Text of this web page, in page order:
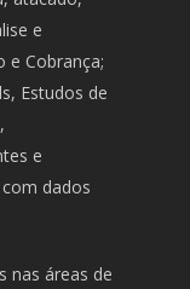
e
e Cobrança;
Estudos de
e
dados
nas áreas de